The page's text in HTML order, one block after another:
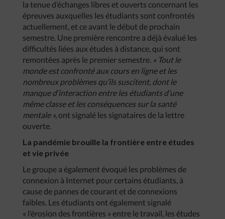
la tenue d’échanges libres et ouverts concernant les
épreuves auxquelles les étudiants sont confrontés
actuellement, et ce avant le début de prochain
semestre. Une première rencontre a déjà évalué les
difficultés liées aux études à distance, qui sont
remontées après le premier semestre. « Tout le
monde est confronté aux cours en ligne et les
nombreux problèmes qu’ils suscitent, dont le
manque d’interaction entre les étudiants d’une
même classe et les conséquences sur la santé
mentale »,ont signalé les signataires de la lettre
ouverte.
La pandémie brouille la frontière entre études
et vie privée
Le groupe a également évoqué les problèmes de
connexion à Internet pour certains étudiants, à
cause de pannes de courant et de connexions
faibles. Les étudiants ont également signalé
« l’érosion des frontières » entre le travail, les études